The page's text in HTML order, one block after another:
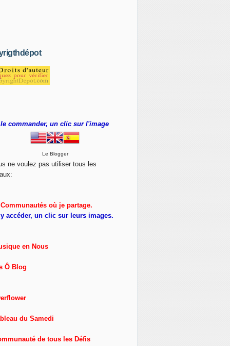
commander, un clic sur l'image
Le Blogger
ne voulez pas utiliser tous les
Communautés où je partage.
accéder, un clic sur leurs images.
en Nous
Ô Blog
du Samedi
de tous les Défis